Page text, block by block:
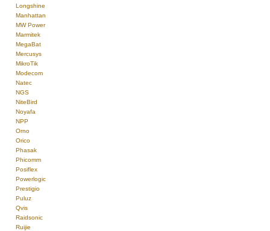
Longshine
Manhattan
MW Power
Marmitek
MegaBat
Mercusys
MikroTik
Modecom
Natec
NGS
NiteBird
Noyafa
NPP
Orno
Orico
Phasak
Phicomm
Posiflex
Powerlogic
Prestigio
Puluz
Qvis
Raidsonic
Ruijie